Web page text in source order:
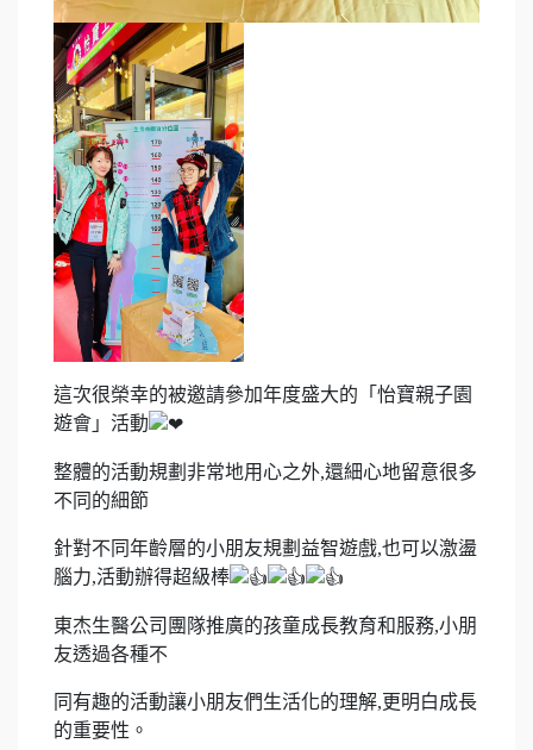
這次很榮幸的被邀請參加年度盛大的「怡寶親子園
遊會」活動
整體的活動規劃非常地用心之外,還細心地留意很多
不同的細節
針對不同年齡層的小朋友規劃益智遊戲,也可以激盪
腦力,活動辦得超級棒
東杰生醫公司團隊推廣的孩童成長教育和服務,小朋
友透過各種不
同有趣的活動讓小朋友們生活化的理解,更明白成長
的重要性。